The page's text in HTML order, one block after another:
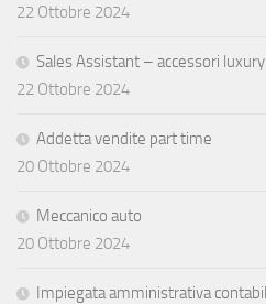
22 Ottobre 2024
Sales Assistant – accessori luxury
22 Ottobre 2024
Addetta vendite part time
20 Ottobre 2024
Meccanico auto
20 Ottobre 2024
Impiegata amministrativa